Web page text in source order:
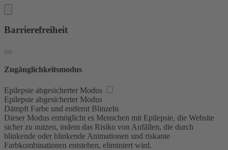
Barrierefreiheit
Zugänglichkeitsmodus
Epilepsie abgesicherter Modus
Epilepsie abgesicherter Modus
Dämpft Farbe und entfernt Blinzeln
Dieser Modus ermöglicht es Menschen mit Epilepsie, die Website
sicher zu nutzen, indem das Risiko von Anfällen, die durch
blinkende oder blinkende Animationen und riskante
Farbkombinationen entstehen, eliminiert wird.